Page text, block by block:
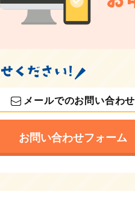
メールでのお問い合わせ
お問い合わせフォーム